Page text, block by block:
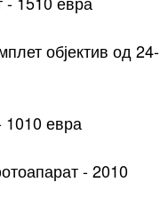
објектив од 24-
1010 евра
- 2010